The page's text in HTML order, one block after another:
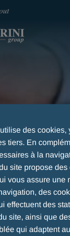
MÉDICAMENTS
des cookies,
tiers. En
à la
site propose des
vous assure une
des
effectuent des
site, ainsi que
qui adaptent